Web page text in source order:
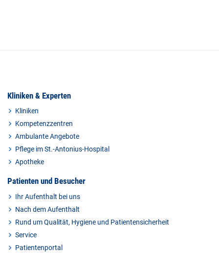
Kliniken & Experten
Kliniken
Kompetenzzentren
Ambulante Angebote
Pflege im St.-Antonius-Hospital
Apotheke
Patienten und Besucher
Ihr Aufenthalt bei uns
Nach dem Aufenthalt
Rund um Qualität, Hygiene und Patientensicherheit
Service
Patientenportal